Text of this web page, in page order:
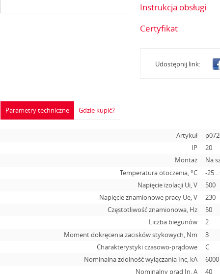
Instrukcja obsługi
Certyfikat
Udostępnij link:
Parametry techniczne
Artykuł
IP
20
Montaż
Na
Temperatura otoczenia, °С
-
Napięcie izolacji Ui, V
500
Napięcie znamionowe pracy Ue, V
230
Częstotliwość znamionowa, Hz
50
Liczba biegunów
2
Moment dokręcenia zacisków stykowych, Nm
3
Charakterystyki czasowo-prądowe
C
Nominalna zdolność wyłączania Inc, kA
6000
Nominalny prąd In, А
40
Gdzie kupić?